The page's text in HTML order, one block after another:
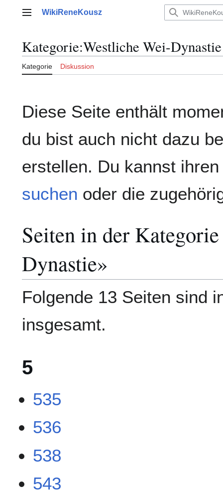
Hauptmenü
WikiReneKousz
Kategorie:Westliche Wei-Dynastie
Kategorie Diskussion
Diese Seite enthält
du bist auch nicht dazu
erstellen. Du kannst
suchen oder die
Seiten in der
Dynastie»
Folgende 13 Seiten sind
insgesamt.
5
535
536
538
543